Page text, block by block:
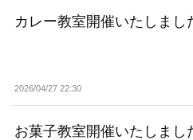
カレー教室開催いたしまし
2026/04/27 22:30
お菓子教室開催いたしまし